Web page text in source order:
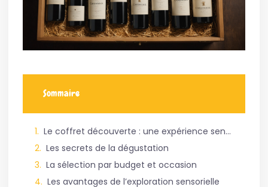
Sommaire
Le coffret découverte : une expérience sensorielle unique
Les secrets de la dégustation
La sélection par budget et occasion
Les avantages de l’exploration sensorielle